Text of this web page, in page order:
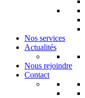
Nos services
Actualités
Nous rejoindre
Contact